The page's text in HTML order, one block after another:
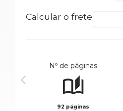
Calcular o frete
Nº de páginas
92 páginas